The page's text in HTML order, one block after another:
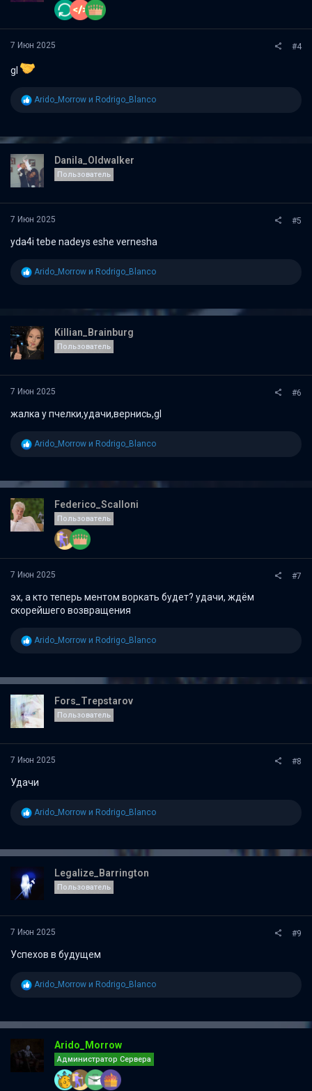
7 Июн 2025 #4
gl
Р
и
и
:
Arido_Morrow и Rodrigo_Blanco
Danila_Oldwalker
Пользователь
7 Июн 2025 #5
yda4i tebe nadeys eshe vernesha
Р
и
и
:
Arido_Morrow и Rodrigo_Blanco
Killian_Brainburg
Пользователь
7 Июн 2025 #6
жалка у пчелки,удачи,вернись,gl
Р
ц
и
и
:
Arido_Morrow и Rodrigo_Blanco
Federico_Scalloni
Пользователь
7 Июн 2025 #7
эх, а кто теперь ментом воркать будет? удачи, ждём
скорейшего возвращения
Р
ц
и
и
:
Arido_Morrow и Rodrigo_Blanco
Fors_Trepstarov
Пользователь
7 Июн 2025 #8
Удачи
Р
ц
и
Arido_Morrow и Rodrigo_Blanco
Legalize_Barrington
Пользователь
7 Июн 2025 #9
Успехов в будущем
Р
ц
и
:
Arido_Morrow и Rodrigo_Blanco
Arido_Morrow
Администратор Сервера